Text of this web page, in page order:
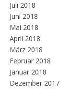
Juli 2018
Juni 2018
Mai 2018
April 2018
März 2018
Februar 2018
Januar 2018
Dezember 2017